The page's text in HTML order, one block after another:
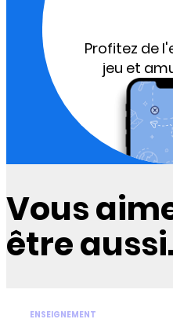
Profitez de
jeu et
Vous
être
ENSEIGNEMENT